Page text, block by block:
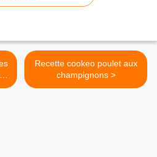
Recette cookeo poulet aux
champignons >